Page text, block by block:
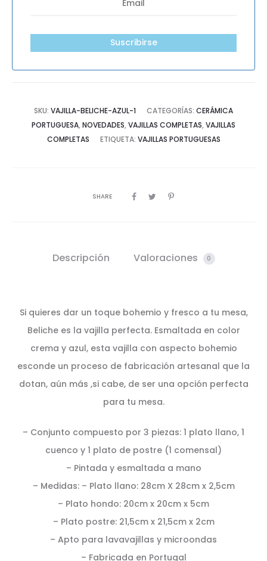
Suscribirse
SKU: VAJILLA-BELICHE-AZUL-1 CATEGORÍAS: CERÁMICA
PORTUGUESA, NOVEDADES, VAJILLAS COMPLETAS, VAJILLAS
COMPLETAS
ETIQUETA: VAJILLAS PORTUGUESAS
SHARE
Descripción Valoraciones 0
Si quieres dar un toque bohemio y fresco a tu mesa,
Beliche es la vajilla perfecta. Esmaltada en color
crema y azul, esta vajilla con aspecto bohemio
esconde un proceso de fabricación artesanal que la
dotan, aún más ,si cabe, de ser una opción perfecta
para tu mesa.
– Conjunto compuesto por 3 piezas: 1 plato llano, 1
cuenco y 1 plato de postre (1 comensal)
– Pintada y esmaltada a mano
– Medidas: – Plato llano: 28cm X 28cm x 2,5cm
– Plato hondo: 20cm x 20cm x 5cm
– Plato postre: 21,5cm x 21,5cm x 2cm
– Apto para lavavajillas y microondas
– Fabricada en Portugal